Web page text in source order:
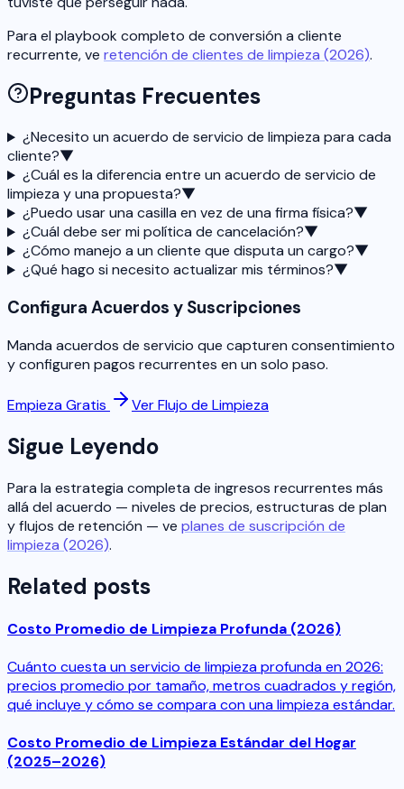
Para el playbook completo de conversión a cliente
recurrente, ve retención de clientes de limpieza (2026).
Preguntas Frecuentes
¿Necesito un acuerdo de servicio de limpieza para cada
cliente?▼
¿Cuál es la diferencia entre un acuerdo de servicio de
limpieza y una propuesta?▼
¿Puedo usar una casilla en vez de una firma física?▼
¿Cuál debe ser mi política de cancelación?▼
¿Cómo manejo a un cliente que disputa un cargo?▼
¿Qué hago si necesito actualizar mis términos?▼
Configura Acuerdos y Suscripciones
Manda acuerdos de servicio que capturen consentimiento
y configuren pagos recurrentes en un solo paso.
Empieza Gratis Ver Flujo de Limpieza
Sigue Leyendo
Para la estrategia completa de ingresos recurrentes más
allá del acuerdo — niveles de precios, estructuras de plan
y flujos de retención — ve planes de suscripción de
limpieza (2026).
Related posts
Costo Promedio de Limpieza Profunda (2026)
Cuánto cuesta un servicio de limpieza profunda en 2026:
precios promedio por tamaño, metros cuadrados y región,
qué incluye y cómo se compara con una limpieza estándar.
Costo Promedio de Limpieza Estándar del Hogar
(2025–2026)